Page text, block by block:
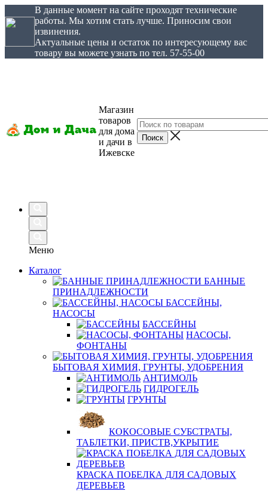
В данные момент на сайте проходят технические
работы. Мы хотим стать лучше. Приносим свои
извинения.
Актуальные цены и остаток по интересующему вас
товару вы можете узнать по тел. 57-55-00
Магазин
товаров
для дома
и дачи в
Ижевске
Меню
Каталог
БАННЫЕ
ПРИНАДЛЕЖНОСТИ
БАССЕЙНЫ,
НАСОСЫ
БАССЕЙНЫ
НАСОСЫ,
ФОНТАНЫ
БЫТОВАЯ ХИМИЯ, ГРУНТЫ, УДОБРЕНИЯ
АНТИМОЛЬ
ГИДРОГЕЛЬ
ГРУНТЫ
КОКОСОВЫЕ СУБСТРАТЫ,
ТАБЛЕТКИ, ПРИСТВ,УКРЫТИЕ
КРАСКА ПОБЕЛКА ДЛЯ САДОВЫХ
ДЕРЕВЬЕВ